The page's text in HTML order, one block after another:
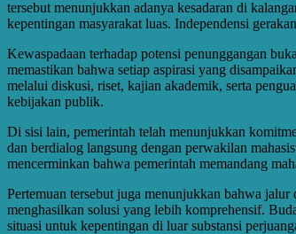
tersebut menunjukkan adanya kesadaran di
kepentingan masyarakat luas. Independensi
Kewaspadaan terhadap potensi penunggangan
memastikan bahwa setiap aspirasi yang
melalui diskusi, riset, kajian akademik, serta
kebijakan publik.
Di sisi lain, pemerintah telah menunjukkan
dan berdialog langsung dengan perwakilan
mencerminkan bahwa pemerintah memandang
Pertemuan tersebut juga menunjukkan bahwa
menghasilkan solusi yang lebih komprehensif.
situasi untuk kepentingan di luar substansi